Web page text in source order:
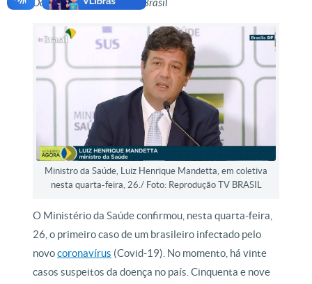
Da redação, com Agência Brasil
Ministro da Saúde, Luiz Henrique Mandetta, em coletiva
nesta quarta-feira, 26./ Foto: Reprodução TV BRASIL
O Ministério da Saúde confirmou, nesta quarta-feira,
26, o primeiro caso de um brasileiro infectado pelo
novocoronavírus (Covid-19). No momento, há vinte
casos suspeitos da doença no país. Cinquenta e nove